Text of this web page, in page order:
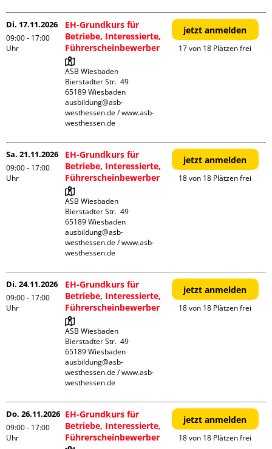
Di. 17.11.2026
09:00 - 17:00
Uhr
EH-Grundkurs für
Betriebe, Interessierte,
Führerscheinbewerber
ASB Wiesbaden
Bierstadter Str.  49
65189 Wiesbaden
ausbildung@asb-
westhessen.de / www.asb-
westhessen.de
jetzt anmelden
17 von 18 Plätzen frei
Sa. 21.11.2026
09:00 - 17:00
Uhr
EH-Grundkurs für
Betriebe, Interessierte,
Führerscheinbewerber
ASB Wiesbaden
Bierstadter Str.  49
65189 Wiesbaden
ausbildung@asb-
westhessen.de / www.asb-
westhessen.de
jetzt anmelden
18 von 18 Plätzen frei
Di. 24.11.2026
09:00 - 17:00
Uhr
EH-Grundkurs für
Betriebe, Interessierte,
Führerscheinbewerber
ASB Wiesbaden
Bierstadter Str.  49
65189 Wiesbaden
ausbildung@asb-
westhessen.de / www.asb-
westhessen.de
jetzt anmelden
18 von 18 Plätzen frei
Do. 26.11.2026
09:00 - 17:00
Uhr
EH-Grundkurs für
Betriebe, Interessierte,
Führerscheinbewerber
jetzt anmelden
18 von 18 Plätzen frei